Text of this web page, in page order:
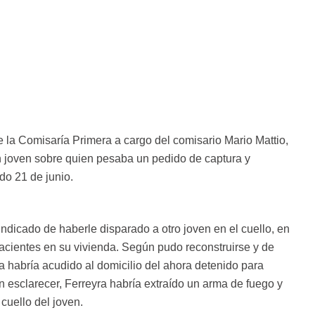
Comisaría Primera a cargo del comisario Mario Mattio,
sobre quien pesaba un pedido de captura y
21 de junio.
de haberle disparado a otro joven en el cuello, en
en su vivienda. Según pudo reconstruirse y de
habría acudido al domicilio del ahora detenido para
Ferreyra habría extraído un arma de fuego y
del joven.